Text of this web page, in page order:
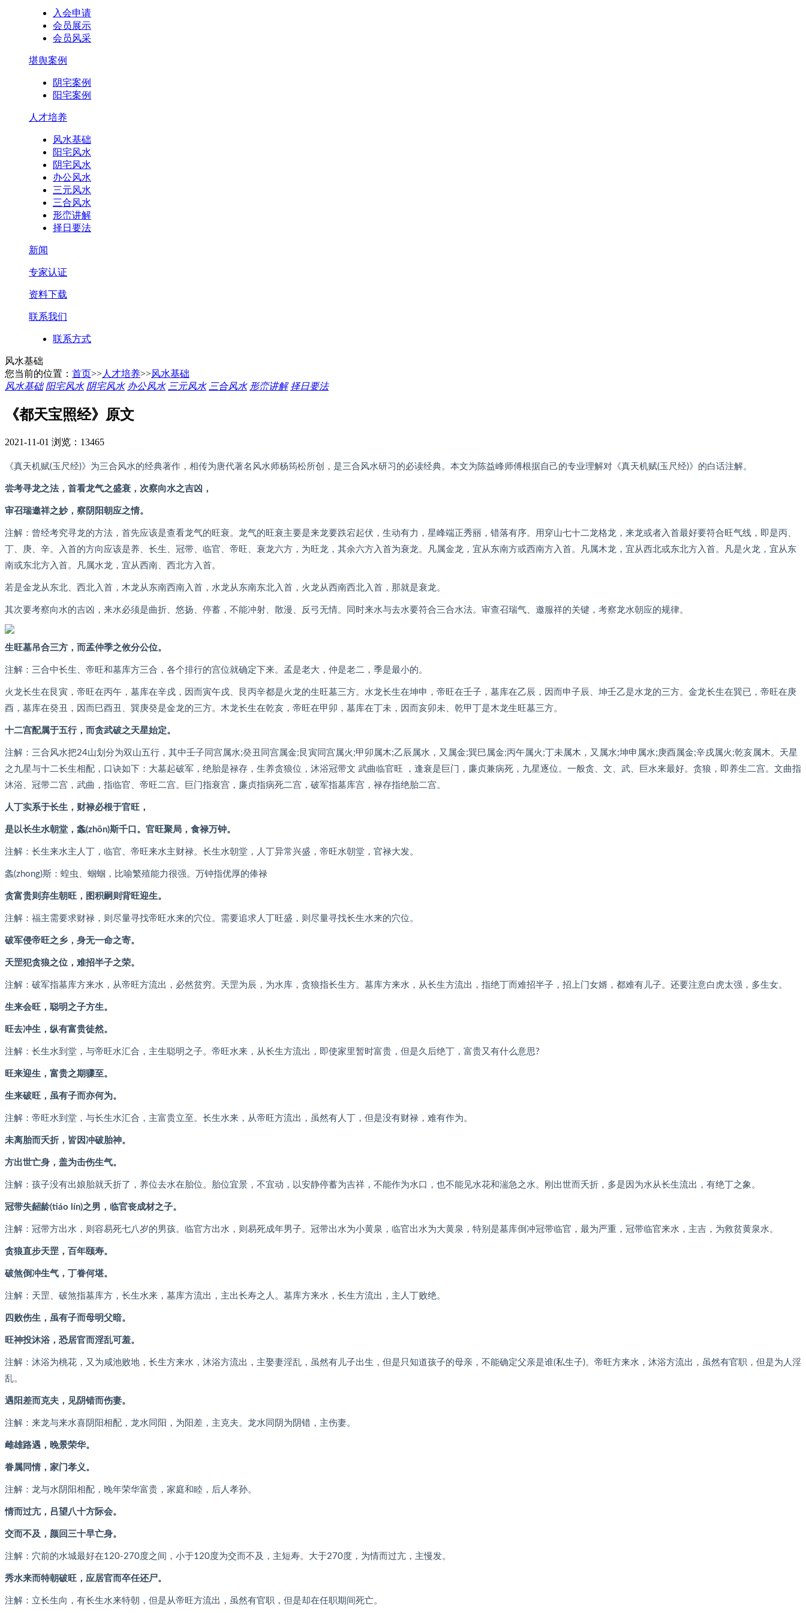
入会申请
会员展示
会员风采
堪舆案例
阴宅案例
阳宅案例
人才培养
风水基础
阳宅风水
阴宅风水
办公风水
三元风水
三合风水
形峦讲解
择日要法
新闻
专家认证
资料下载
联系我们
联系方式
风水基础
您当前的位置： 首页>>人才培养>>风水基础
风水基础 阳宅风水 阴宅风水 办公风水 三元风水 三合风水 形峦讲解 择日要法
《都天宝照经》原文
2021-11-01 浏览：13465
《真天机赋(玉尺经)》为三合风水的经典著作，相传为唐代著名风水师杨筠松所创，是三合风水研习的必读经典。本文为陈益峰师傅根据自己的专业理解对《真天机赋(玉尺经)》的白话注解。
尝考寻龙之法，首看龙气之盛衰，次察向水之吉凶，
审召瑞邀祥之妙，察阴阳朝应之情。
注解：曾经考究寻龙的方法，首先应该是查看龙气的旺衰。龙气的旺衰主要是来龙要跌宕起伏，生动有力，星峰端正秀丽，错落有序。用穿山七十二龙格龙，来龙或者入首最好要符合旺气线，即是丙、
丁、庚、辛。入首的方向应该是养、长生、冠带、临官、帝旺、衰龙六方，为旺龙，其余六方入首为衰龙。凡属金龙，宜从东南方或西南方入首。凡属木龙，宜从西北或东北方入首。凡是火龙，宜从东
南或东北方入首。凡属水龙，宜从西南、西北方入首。
若是金龙从东北、西北入首，木龙从东南西南入首，水龙从东南东北入首，火龙从西南西北入首，那就是衰龙。
其次要考察向水的吉凶，来水必须是曲折、悠扬、停蓄，不能冲射、散漫、反弓无情。同时来水与去水要符合三合水法。审查召瑞气、邀服祥的关键，考察龙水朝应的规律。
生旺墓吊合三方，而孟仲季之攸分公位。
注解：三合中长生、帝旺和墓库方三合，各个排行的宫位就确定下来。孟是老大，仲是老二，季是最小的。
火龙长生在艮寅，帝旺在丙午，墓库在辛戌，因而寅午戌、艮丙辛都是火龙的生旺墓三方。水龙长生在坤申，帝旺在壬子，墓库在乙辰，因而申子辰、坤壬乙是水龙的三方。金龙长生在巽已，帝旺在庚
酉，墓库在癸丑，因而巳酉丑、巽庚癸是金龙的三方。木龙长生在乾亥，帝旺在甲卯，墓库在丁未，因而亥卯未、乾甲丁是木龙生旺墓三方。
十二宫配属于五行，而贪武破之天星始定。
注解：三合风水把24山划分为双山五行，其中壬子同宫属水;癸丑同宫属金;艮寅同宫属火;甲卯属木;乙辰属水，又属金;巽巳属金;丙午属火;丁未属木，又属水;坤申属水;庚酉属金;辛戌属火;乾亥属木。天星
之九星与十二长生相配，口诀如下：大墓起破军，绝胎是禄存，生养贪狼位，沐浴冠带文 武曲临官旺 ，逢衰是巨门，廉贞兼病死，九星逐位。一般贪、文、武、巨水来最好。贪狼，即养生二宫。文曲指
沐浴、冠带二宫，武曲，指临官、帝旺二宫。巨门指衰宫，廉贞指病死二宫，破军指墓库宫，禄存指绝胎二宫。
人丁实系于长生，财禄必根于官旺，
是以长生水朝堂，螽(zhōn)斯千口。官旺聚局，食禄万钟。
注解：长生来水主人丁，临官、帝旺来水主财禄。长生水朝堂，人丁异常兴盛，帝旺水朝堂，官禄大发。
螽(zhong)斯：蝗虫、蝈蝈，比喻繁殖能力很强。万钟指优厚的俸禄
贪富贵则弃生朝旺，图积嗣则背旺迎生。
注解：福主需要求财禄，则尽量寻找帝旺水来的穴位。需要追求人丁旺盛，则尽量寻找长生水来的穴位。
破军侵帝旺之乡，身无一命之寄。
天罡犯贪狼之位，难招半子之荣。
注解：破军指墓库方来水，从帝旺方流出，必然贫穷。天罡为辰，为水库，贪狼指长生方。墓库方来水，从长生方流出，指绝丁而难招半子，招上门女婿，都难有儿子。还要注意白虎太强，多生女。
生来会旺，聪明之子方生。
旺去冲生，纵有富贵徒然。
注解：长生水到堂，与帝旺水汇合，主生聪明之子。帝旺水来，从长生方流出，即使家里暂时富贵，但是久后绝丁，富贵又有什么意思?
旺来迎生，富贵之期骤至。
生来破旺，虽有子而亦何为。
注解：帝旺水到堂，与长生水汇合，主富贵立至。长生水来，从帝旺方流出，虽然有人丁，但是没有财禄，难有作为。
未离胎而夭折，皆因冲破胎神。
方出世亡身，盖为击伤生气。
注解：孩子没有出娘胎就夭折了，养位去水在胎位。胎位宜景，不宜动，以安静停蓄为吉祥，不能作为水口，也不能见水花和湍急之水。刚出世而夭折，多是因为水从长生流出，有绝丁之象。
冠带失龆龄(tiáo lín)之男，临官丧成材之子。
注解：冠带方出水，则容易死七八岁的男孩。临官方出水，则易死成年男子。冠带出水为小黄泉，临官出水为大黄泉，特别是墓库倒冲冠带临官，最为严重，冠带临官来水，主吉，为救贫黄泉水。
贪狼直步天罡，百年颐寿。
破煞倒冲生气，丁眷何堪。
注解：天罡、破煞指墓库方，长生水来，墓库方流出，主出长寿之人。墓库方来水，长生方流出，主人丁败绝。
四败伤生，虽有子而母明父暗。
旺神投沐浴，恐居官而淫乱可羞。
注解：沐浴为桃花，又为咸池败地，长生方来水，沐浴方流出，主娶妻淫乱，虽然有儿子出生，但是只知道孩子的母亲，不能确定父亲是谁(私生子)。帝旺方来水，沐浴方流出，虽然有官职，但是为人淫
乱。
遇阳差而克夫，见阴错而伤妻。
注解：来龙与来水喜阴阳相配，龙水同阳，为阳差，主克夫。龙水同阴为阴错，主伤妻。
雌雄路遇，晚景荣华。
眷属同情，家门孝义。
注解：龙与水阴阳相配，晚年荣华富贵，家庭和睦，后人孝孙。
情而过亢，吕望八十方际会。
交而不及，颜回三十早亡身。
注解：穴前的水城最好在120-270度之间，小于120度为交而不及，主短寿。大于270度，为情而过亢，主慢发。
秀水来而特朝破旺，应居官而卒任还尸。
注解：立长生向，有长生水来特朝，但是从帝旺方流出，虽然有官职，但是却在任职期间死亡。